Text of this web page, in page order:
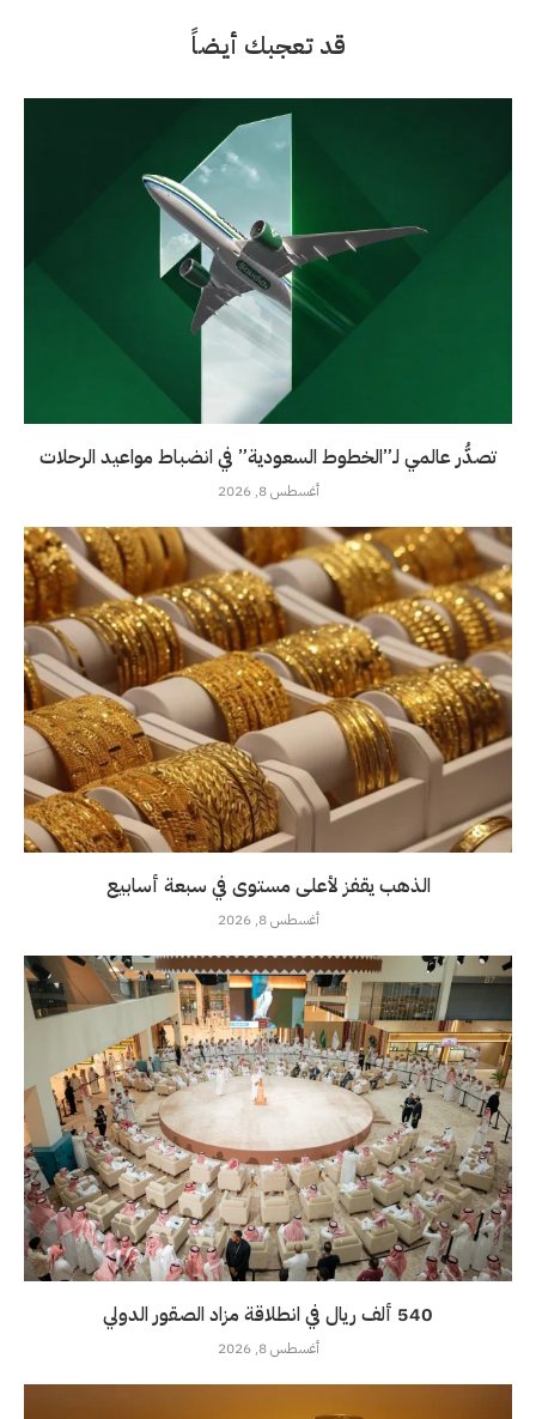
قد تعجبك أيضاً
تصدُّر عالمي لـ”الخطوط السعودية” في انضباط مواعيد الرحلات
أغسطس 8, 2026
الذهب يقفز لأعلى مستوى في سبعة أسابيع
أغسطس 8, 2026
540 ألف ريال في انطلاقة مزاد الصقور الدولي
أغسطس 8, 2026